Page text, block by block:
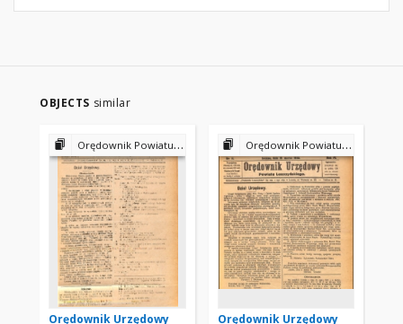
OBJECTS similar
Orędownik Powiatu Leszczyńskiego 1923
Orędownik Urzędowy
Orędownik Powiatu Leszczyńskiego 1923
Orędownik Urzędowy